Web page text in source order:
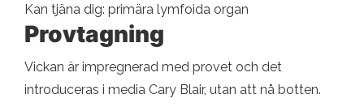
Kan tjäna dig: primära lymfoida organ
Provtagning
Vickan är impregnerad med provet och det
introduceras i media Cary Blair, utan att nå botten.